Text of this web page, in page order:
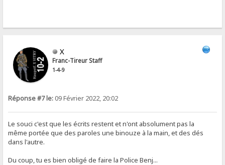
X
Franc-Tireur Staff
1-4-9
Réponse #7 le: 09 Février 2022, 20:02
Le souci c'est que les écrits restent et n'ont absolument pas la
même portée que des paroles une binouze à la main, et des dés
dans l'autre.
Du coup, tu es bien obligé de faire la Police Benj...